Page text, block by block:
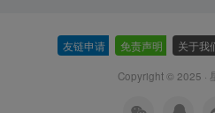
友链申请 免责声明 关于我
Copyright © 2025 ·